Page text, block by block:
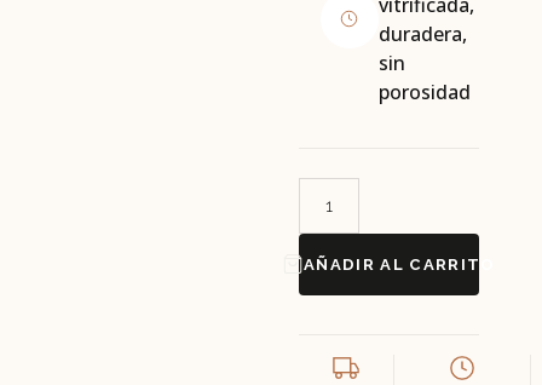
duradera,
sin
porosidad
AÑADIR AL CARRITO